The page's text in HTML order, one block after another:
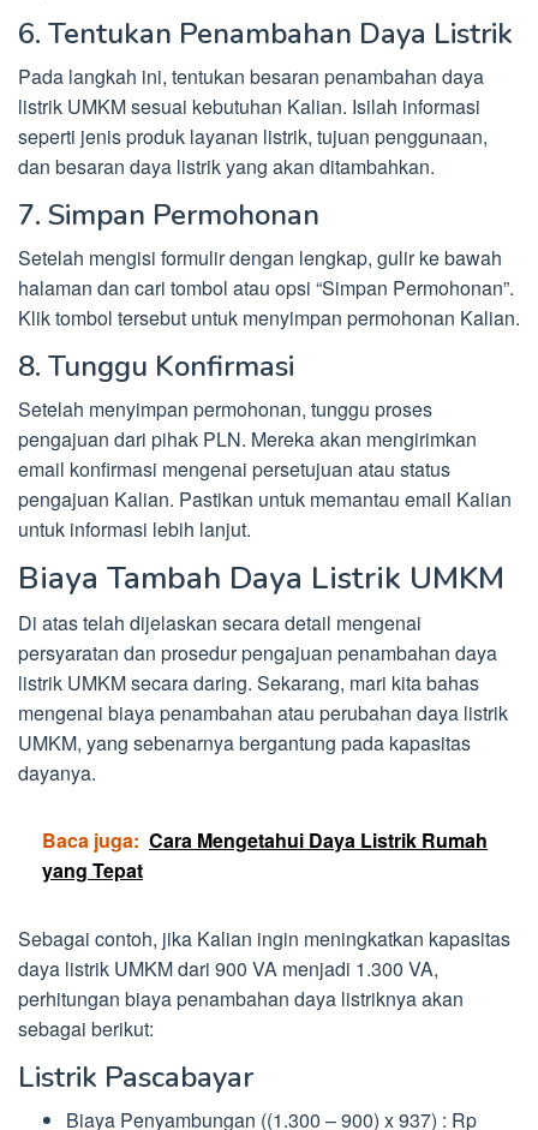
6. Tentukan Penambahan Daya Listrik
Pada langkah ini, tentukan besaran penambahan daya
listrik UMKM sesuai kebutuhan Kalian. Isilah informasi
seperti jenis produk layanan listrik, tujuan penggunaan,
dan besaran daya listrik yang akan ditambahkan.
7. Simpan Permohonan
Setelah mengisi formulir dengan lengkap, gulir ke bawah
halaman dan cari tombol atau opsi “Simpan Permohonan”.
Klik tombol tersebut untuk menyimpan permohonan Kalian.
8. Tunggu Konfirmasi
Setelah menyimpan permohonan, tunggu proses
pengajuan dari pihak PLN. Mereka akan mengirimkan
email konfirmasi mengenai persetujuan atau status
pengajuan Kalian. Pastikan untuk memantau email Kalian
untuk informasi lebih lanjut.
Biaya Tambah Daya Listrik UMKM
Di atas telah dijelaskan secara detail mengenai
persyaratan dan prosedur pengajuan penambahan daya
listrik UMKM secara daring. Sekarang, mari kita bahas
mengenai biaya penambahan atau perubahan daya listrik
UMKM, yang sebenarnya bergantung pada kapasitas
dayanya.
Baca juga: Cara Mengetahui Daya Listrik Rumah
yang Tepat
Sebagai contoh, jika Kalian ingin meningkatkan kapasitas
daya listrik UMKM dari 900 VA menjadi 1.300 VA,
perhitungan biaya penambahan daya listriknya akan
sebagai berikut:
Listrik Pascabayar
Biaya Penyambungan ((1.300 – 900) x 937) : Rp